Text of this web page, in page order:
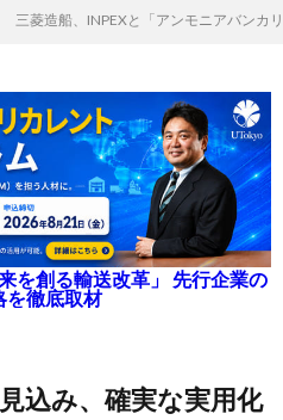
三菱造船、INPEXと「アンモニアバンカ
を創る輸送改革」 先行企業の
を徹底取材